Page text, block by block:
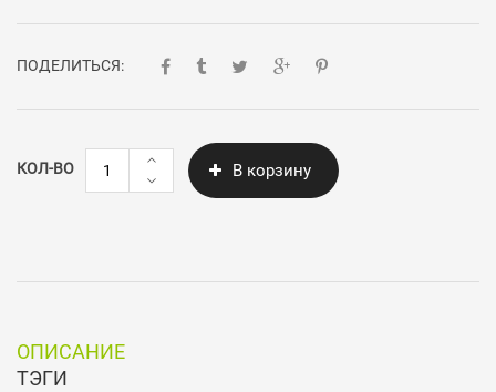
ПОДЕЛИТЬСЯ:
КОЛ-ВО
Количество
Motoland
PWR
В корзину
ОПИСАНИЕ
ТЭГИ